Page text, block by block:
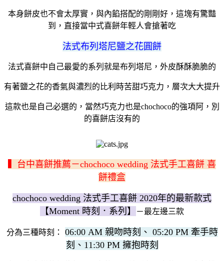
本身餅皮也不會太厚實，與內餡搭配的剛剛好，這塊有驚豔
到，直接當中式喜餅年輕人會搶著吃
法式布列塔尼鹽之花圓餅
法式喜餅中自己最愛的系列就是布列塔尼，外皮酥酥脆脆的
有著鹽之花的香氣與濃烈的比利時苦甜巧克力，層次大大提升
這款也是自己必選的，當然巧克力也是chochoco的強項阿，別
的喜餅店沒有的
▍台中喜餅推薦－chochoco wedding 法式手工喜餅 喜
餅禮盒
chochoco wedding 法式手工喜餅 2020年的最新款式
【Moment 時刻．系列】
－最左邊三款
分為三種時刻：
06:00 AM 親吻時刻、 05:20 PM 牽手時
刻、11:30 PM 擁抱時刻